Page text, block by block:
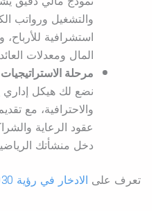
والتشغيل ورواتب
استشرافية
المال ومعدلات
مرحلة
نضع لك هيكل إداري
والاحترافية، مع
عقود الرعاية
دخل منشأتك
تعرف على الادخار في رؤية 2030